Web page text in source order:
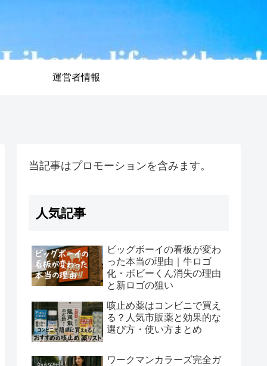
運営者情報
当記事はプロモーションを含みます。
人気記事
ビッグボーイの看板が変わ
った本当の理由｜牛ロゴ
化・ボビーくん消失の理由
と新ロゴの狙い
咳止め薬はコンビニで買え
る？人気市販薬と効果的な
選び方・使い方まとめ
ワークマンカラーズ完全ガ